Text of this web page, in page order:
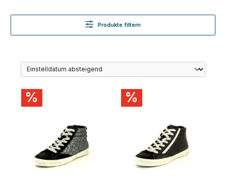
Produkte filtern
% %